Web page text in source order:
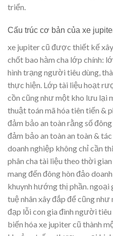
triển.
Cấu trúc cơ bản của xe
xe jupiter cũ được thiết kế
chốt bao hàm cha lớp chính:
hình trạng người tiêu dùng,
thực hiện. Lớp tài liệu hoạt
cồn cũng như một kho lưu lại
thuật toán mã hóa tiên tiến &
đảm bảo an toàn rằng số
đảm bảo an toàn an toàn &
doanh nghiệp không chỉ cần
phân cha tài liệu theo thời
mang đến đông hòn đảo
khuynh hướng thị phần.
tuệ nhân xây đắp để cũng như
đạp lỗi con gia đình người
biến hóa xe jupiter cũ thành